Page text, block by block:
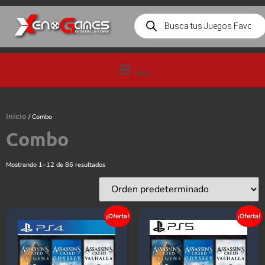
Menú
Inicio / Combo
Combo
Mostrando 1–12 de 86 resultados
¡Oferta! ¡Oferta!